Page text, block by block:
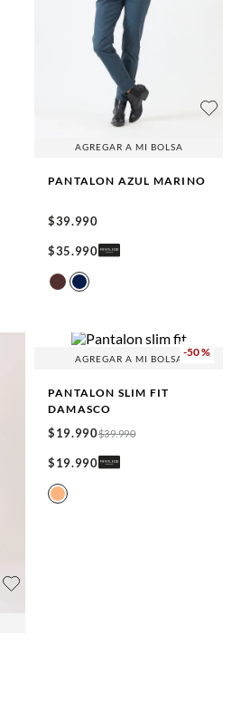
AGREGAR A MI BOLSA
PANTALON AZUL MARINO
$39.990
$35.990
-50 %
AGREGAR A MI BOLSA
PANTALON SLIM FIT
DAMASCO
$19.990$39.990
$19.990